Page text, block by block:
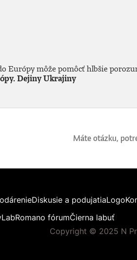
Európy môže pomôcť hlbšie
Dejiny Ukrajiny
Máte otázku,
Diskusie a podujatiaLogo
Romano fórumČierna labuť
Copyright © 2025 N